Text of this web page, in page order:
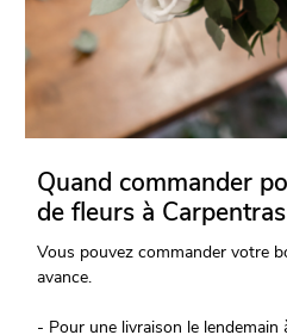
Quand commander
de fleurs à
Vous pouvez commander votre
avance.
- Pour une livraison le lendemain